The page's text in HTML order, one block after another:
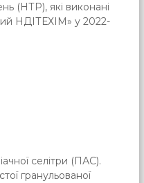
(НТР), які виконані
НДІТЕХІМ» у 2022-
селітри (ПАС).
гранульованої